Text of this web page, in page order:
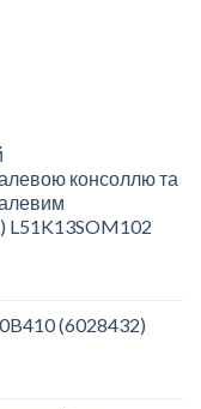
консоллю та
L51K13SOM102
(6028432)